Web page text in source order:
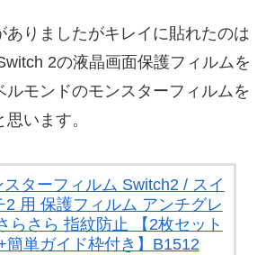
ありましたがキレイに貼れたのは
2の液晶画面保護フィルムを
ルモンドのモンスターフィルムを
います。
スターフィルム Switch2 / スイ
2 用 保護フィルム アンチグレ
らさら 指紋防止 【2枚セット
簡単ガイド枠付き】B1512